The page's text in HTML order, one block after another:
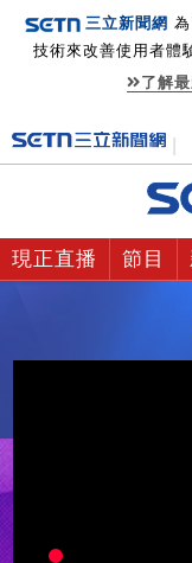
三立新聞網
技術來改善使用者體
了解
現正直播 節目